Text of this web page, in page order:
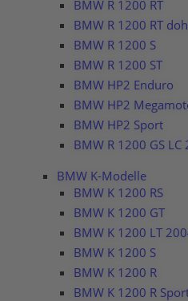
BMW R 1200 RT
BMW R 1200 RT
BMW R 1200 S
BMW R 1200 ST
BMW HP2 Enduro
BMW HP2
BMW HP2 Sport
BMW R 1200 GS LC
BMW K-Modelle
BMW K 1200 RS
BMW K 1200 GT
BMW K 1200 LT
BMW K 1200 S
BMW K 1200 R
BMW K 1200 R